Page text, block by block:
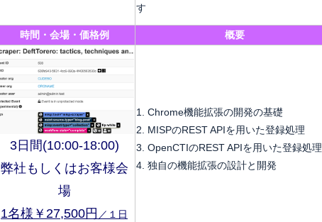
す
時間・会場・価格例 概要
3日間(10:00-18:00)
弊社もしくはお客様会
場
1名様￥27,500円 ／１日
1. Chrome機能拡張の開発の基礎
2. MISPのREST APIを⽤いた登録処理
3. OpenCTIのREST APIを⽤いた登録処理
4. 独⾃の機能拡張の設計と開発